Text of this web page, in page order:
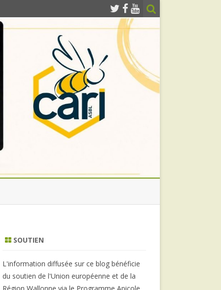
SOUTIEN
L'information diffusée sur ce blog bénéficie
du soutien de l'Union européenne et de la